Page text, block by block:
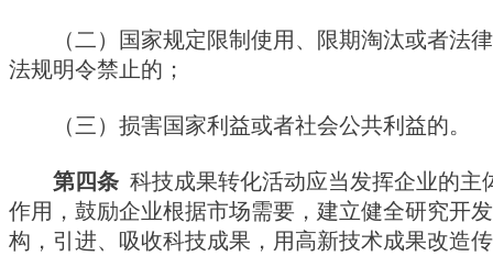
（二）国家规定限制使用、限期淘汰或者法
法规明令禁止的；
（三）损害国家利益或者社会公共利益的。
第四条 科技成果转化活动应当发挥企业的主
作用，鼓励企业根据市场需要，建立健全研究开
构，引进、吸收科技成果，用高新技术成果改造